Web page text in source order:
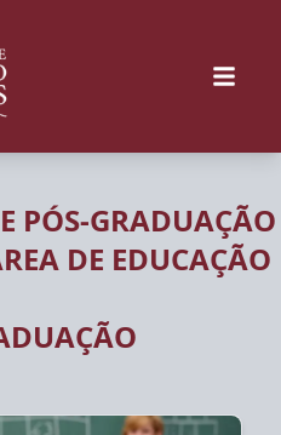
PÓS-GRADUAÇÃO
DE EDUCAÇÃO